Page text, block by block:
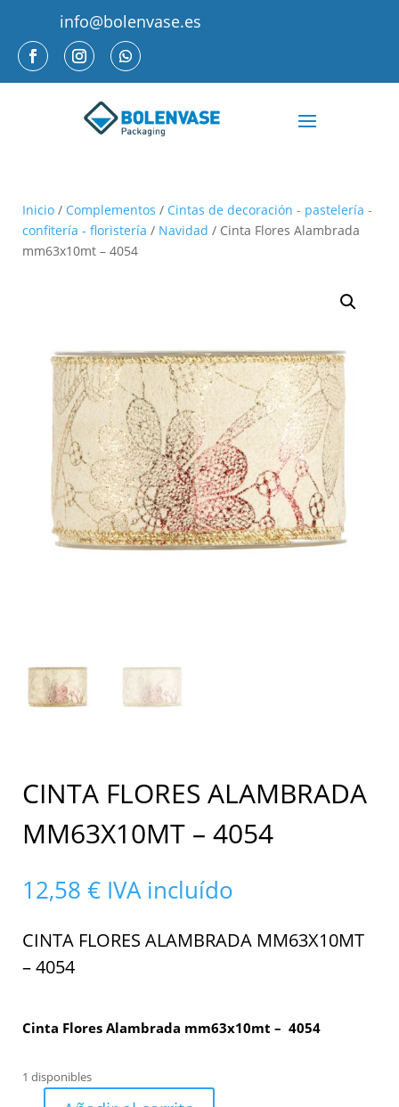
info@bolenvase.es
Inicio / Complementos / Cintas de decoración - pastelería -
confitería - floristería / Navidad / Cinta Flores Alambrada
mm63x10mt – 4054
CINTA FLORES ALAMBRADA
MM63X10MT – 4054
12,58 € IVA incluído
CINTA FLORES ALAMBRADA MM63X10MT
– 4054
Cinta Flores Alambrada mm63x10mt – 4054
1 disponibles